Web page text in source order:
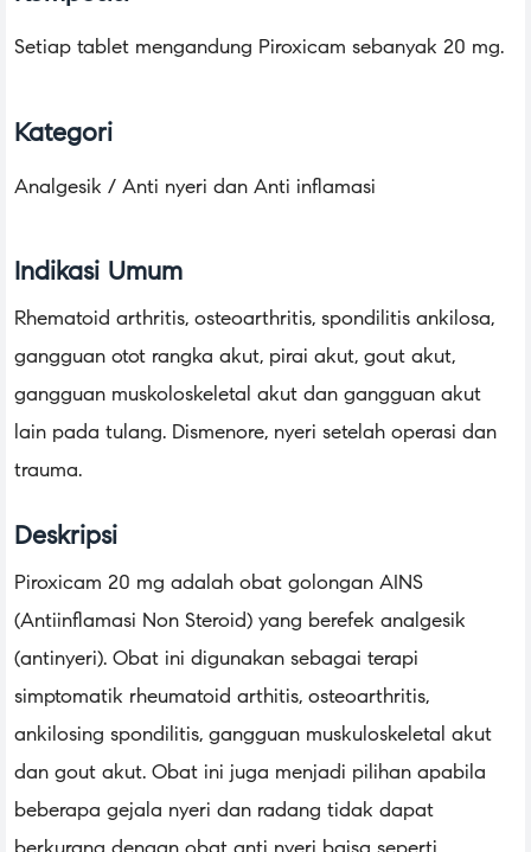
Setiap tablet mengandung Piroxicam sebanyak 20 mg.
Kategori
Analgesik / Anti nyeri dan Anti inflamasi
Indikasi Umum
Rhematoid arthritis, osteoarthritis, spondilitis ankilosa,
gangguan otot rangka akut, pirai akut, gout akut,
gangguan muskoloskeletal akut dan gangguan akut
lain pada tulang. Dismenore, nyeri setelah operasi dan
trauma.
Deskripsi
Piroxicam 20 mg adalah obat golongan AINS
(Antiinflamasi Non Steroid) yang berefek analgesik
(antinyeri). Obat ini digunakan sebagai terapi
simptomatik rheumatoid arthitis, osteoarthritis,
ankilosing spondilitis, gangguan muskuloskeletal akut
dan gout akut. Obat ini juga menjadi pilihan apabila
beberapa gejala nyeri dan radang tidak dapat